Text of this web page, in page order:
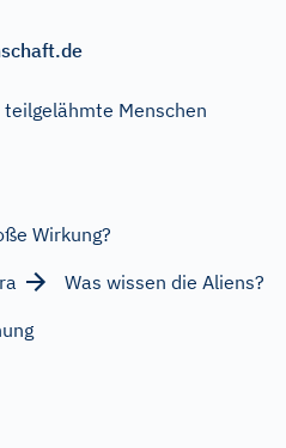
Menschen
Wirkung?
Was wissen die Aliens?